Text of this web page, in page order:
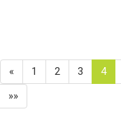
« 1 2 3 4
»»